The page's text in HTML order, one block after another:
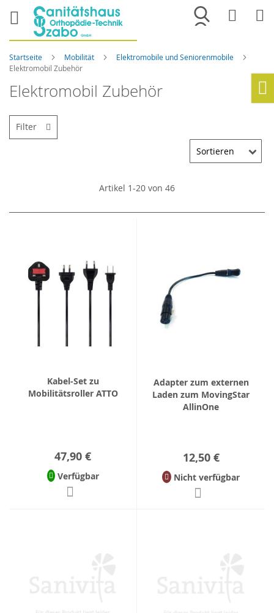
Merkliste
Startseite Mobilität
Elektromobile und Seniorenmobile
Elektromobil Zubehör
Elektromobil Zubehör
Artikel 1-20 von 46
Kabel-Set zu
Mobilitätsroller ATTO
47,90 €
Verfügbar
Adapter zum externen
Laden zum MovingStar
AllinOne
12,50 €
Nicht verfügbar
Filter